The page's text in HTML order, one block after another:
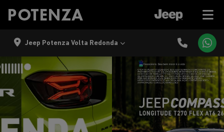
Jeep Potenza Volta Redonda